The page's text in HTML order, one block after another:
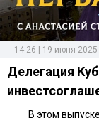
14:26 | 19 июня 2025
Делегация
В этом